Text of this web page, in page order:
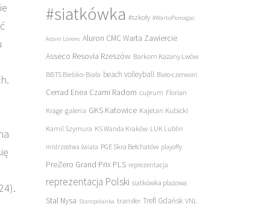
#siatkówka #szkoły #WartoPomagac
Adam Lorenc Aluron CMC Warta Zawiercie
Asseco Resovia Rzeszów Barkom Każany Lwów
BBTS Bielsko-Biała beach volleyball Biało-czerwoni
Cerrad Enea Czarni Radom cuprum Florian
Krage galeria GKS Katowice Kajetan Kubicki
Kamil Szymura KS Wanda Kraków LUK Lublin
mistrzostwa świata PGE Skra Bełchatów playoffy
PreZero Grand Prix PLS reprezentacja
reprezentacja Polski siatkówka plażowa
Stal Nysa Staropolanka transfer Trefl Gdańsk VNL